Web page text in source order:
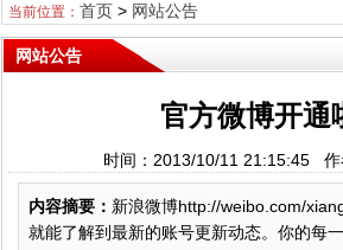
当前位置： 首页> 网站公告
网站公告
官方微博开通
时间：2013/10/11 21:15:45
内容摘要： 新浪微博http://weibo.com/
就能了解到最新的账号更新动态。你的每